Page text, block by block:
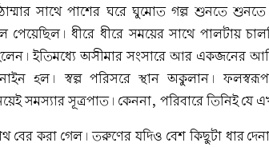
সাথে পাশের ঘরে ঘুমোত গল্প শুনতে
ধীরে ধীরে সময়ের সাথে পালটায়
হলেন। ইতিমধ্যে অসীমার সংসারে আর একজনের
হল। স্বল্প পরিসরে স্থান অকুলান।
সমস্যার সূত্রপাত। কেননা, পরিবারে তিনিই
বের করা গেল। তরুণের যদিও বেশ কিছুটা ধার